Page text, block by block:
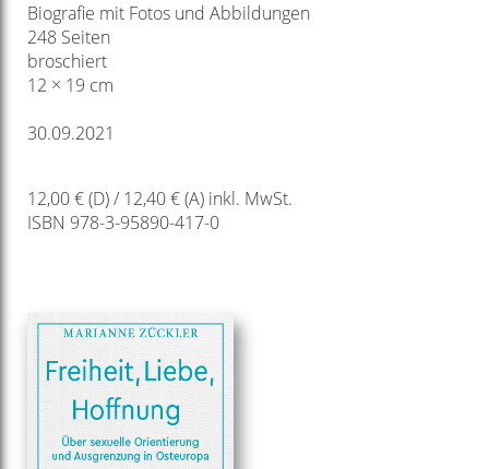
Biografie mit Fotos und Abbildungen
248 Seiten
broschiert
12 × 19 cm
30.09.2021
12,00 € (D) / 12,40 € (A) inkl. MwSt.
ISBN 978-3-95890-417-0